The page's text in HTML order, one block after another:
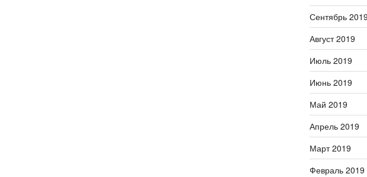
Сентябрь
Август 2019
Июль 2019
Июнь 2019
Май 2019
Апрель 2019
Март 2019
Февраль 2019